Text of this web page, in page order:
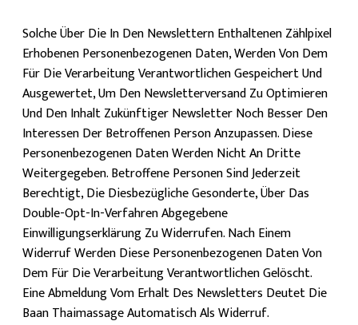
Solche Über Die In Den Newslettern Enthaltenen Zählpixel
Erhobenen Personenbezogenen Daten, Werden Von Dem
Für Die Verarbeitung Verantwortlichen Gespeichert Und
Ausgewertet, Um Den Newsletterversand Zu Optimieren
Und Den Inhalt Zukünftiger Newsletter Noch Besser Den
Interessen Der Betroffenen Person Anzupassen. Diese
Personenbezogenen Daten Werden Nicht An Dritte
Weitergegeben. Betroffene Personen Sind Jederzeit
Berechtigt, Die Diesbezügliche Gesonderte, Über Das
Double-Opt-In-Verfahren Abgegebene
Einwilligungserklärung Zu Widerrufen. Nach Einem
Widerruf Werden Diese Personenbezogenen Daten Von
Dem Für Die Verarbeitung Verantwortlichen Gelöscht.
Eine Abmeldung Vom Erhalt Des Newsletters Deutet Die
Baan Thaimassage Automatisch Als Widerruf.